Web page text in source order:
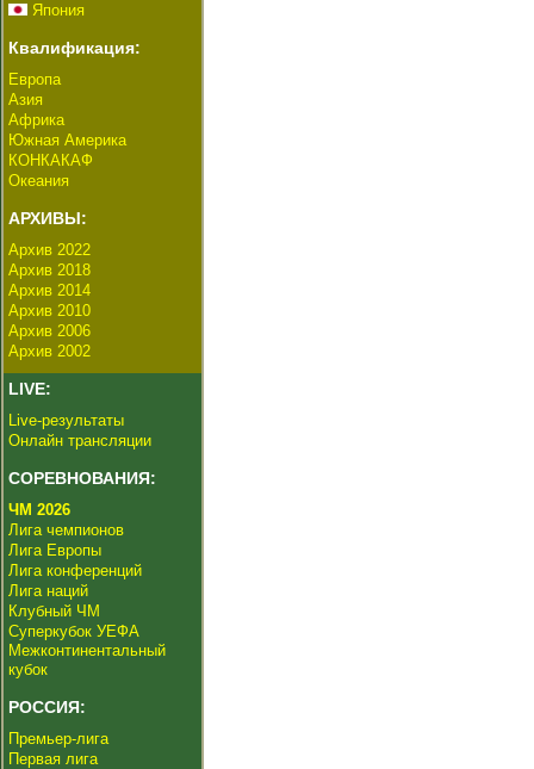
Япония
Квалификация:
Европа
Азия
Африка
Южная Америка
КОНКАКАФ
Океания
АРХИВЫ:
Архив 2022
Архив 2018
Архив 2014
Архив 2010
Архив 2006
Архив 2002
LIVE:
Live-результаты
Онлайн трансляции
СОРЕВНОВАНИЯ:
ЧМ 2026
Лига чемпионов
Лига Европы
Лига конференций
Лига наций
Клубный ЧМ
Суперкубок УЕФА
Межконтинентальный
кубок
РОССИЯ:
Премьер-лига
Первая лига